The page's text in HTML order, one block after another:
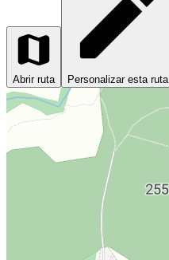
Abrir ruta Personalizar esta ruta